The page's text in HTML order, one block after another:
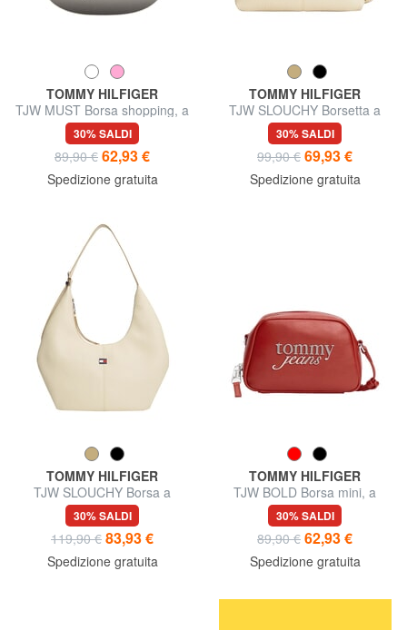
TOMMY HILFIGER
TJW MUST Borsa shopping, a
spalla
30% SALDI
89,90 € 62,93 €
Spedizione gratuita
TOMMY HILFIGER
TJW SLOUCHY Borsetta a
tracolla
30% SALDI
99,90 € 69,93 €
Spedizione gratuita
TOMMY HILFIGER
TJW SLOUCHY Borsa a
spalla, con placchetta
30% SALDI
119,90 € 83,93 €
Spedizione gratuita
TOMMY HILFIGER
TJW BOLD Borsa mini, a
tracolla
30% SALDI
89,90 € 62,93 €
Spedizione gratuita